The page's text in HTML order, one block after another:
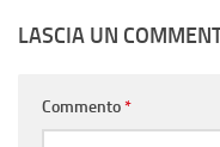
LASCIA UN
Commento*